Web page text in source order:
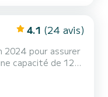
4.1 (24 avis)
2024 pour assurer
sur l'eau